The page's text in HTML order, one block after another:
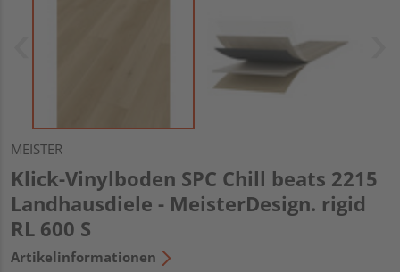
MEISTER
Klick-Vinylboden SPC Chill beats 2215
Landhausdiele - MeisterDesign. rigid
RL 600 S
Artikelinformationen